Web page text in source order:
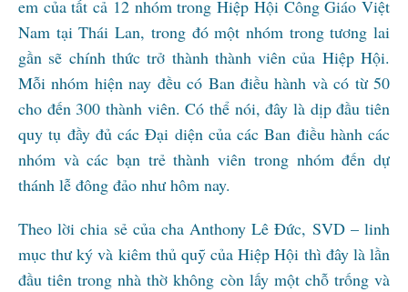
em của tất cả 12 nhóm trong Hiệp Hội Công Giáo Việt
Nam tại Thái Lan, trong đó một nhóm trong tương lai
gần sẽ chính thức trở thành thành viên của Hiệp Hội.
Mỗi nhóm hiện nay đều có Ban điều hành và có từ 50
cho đến 300 thành viên. Có thể nói, đây là dịp đầu tiên
quy tụ đầy đủ các Đại diện của các Ban điều hành các
nhóm và các bạn trẻ thành viên trong nhóm đến dự
thánh lễ đông đảo như hôm nay.
Theo lời chia sẻ của cha Anthony Lê Đức, SVD – linh
mục thư ký và kiêm thủ quỹ của Hiệp Hội thì đây là lần
đầu tiên trong nhà thờ không còn lấy một chỗ trống và